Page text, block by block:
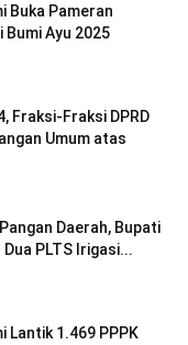
Buka Pameran
Bumi Ayu 2025
Fraksi-Fraksi DPRD
Umum atas
Daerah, Bupati
PLTS Irigasi...
Lantik 1.469 PPPK